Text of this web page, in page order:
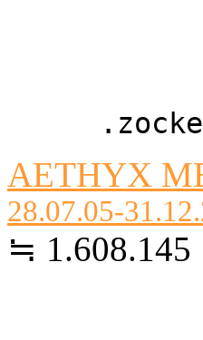
AETHYX
28.07.05-
≒ 1.608.145